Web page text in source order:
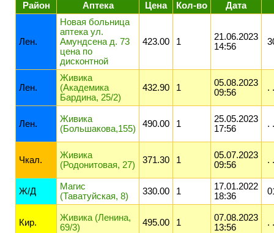
Район Аптека Цена Кол-во Дата
Лeн.
Новая больница
аптека ул.
Амундсена д. 73
цена по
дисконтной
423.00 1
21.06.2023
14:56
Лeн.
Живика
(Академика
Бардина, 25/2)
432.90 1
05.08.2023
09:56
. .
Лeн.
Живика
(Большакова,155)
490.00 1
25.05.2023
17:56
. .
Чкал.
Живика
(Родонитовая, 27)
371.30 1
05.07.2023
09:56
. .
Ж/Д
Магис
(Таватуйская, 8)
330.00 1
17.01.2022
18:36
Кир.
Живика (Ленина,
69/3)
495.00 1
07.08.2023
13:56
. .